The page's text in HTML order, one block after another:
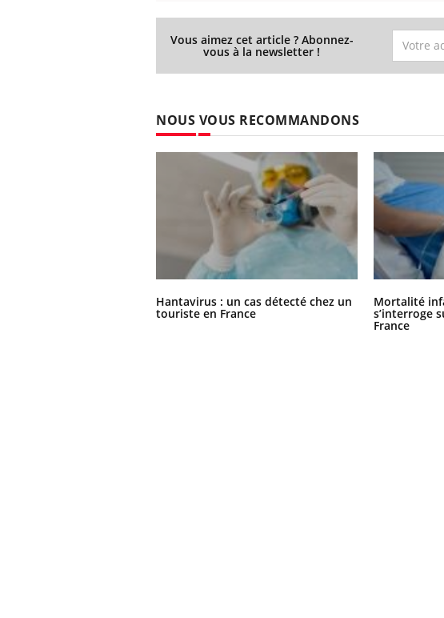
Vous aimez cet article ? Abonnez-
vous à la newsletter !
NOUS VOUS RECOMMANDONS
Hantavirus : un cas détecté chez un
touriste en France
Mortalité
s’interroge
France